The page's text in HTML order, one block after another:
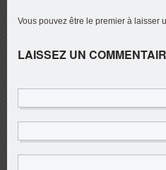
Vous pouvez être le premier à laisser
LAISSEZ UN